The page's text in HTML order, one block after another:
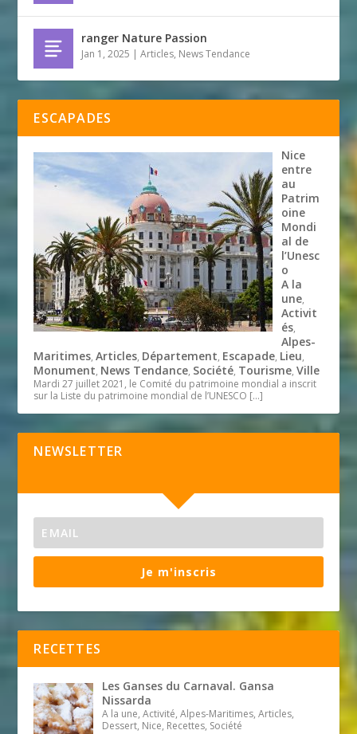
ranger Nature Passion
Jan 1, 2025 |Articles, News Tendance
ESCAPADES
Nice
entre
au
Patrim
oine
Mondi
al de
l’Unesc
o
A la
une,
Activit
és,
Alpes-
Maritimes,Articles, Département, Escapade, Lieu,
Monument, News Tendance, Société, Tourisme,Ville
Mardi 27 juillet 2021, le Comité du patrimoine mondial a inscrit
sur la Liste du patrimoine mondial de l’UNESCO […]
NEWSLETTER
Je m'inscris
RECETTES
Les Ganses du Carnaval. Gansa
Nissarda
A la une, Activité, Alpes-Maritimes, Articles,
Dessert, Nice, Recettes, Société